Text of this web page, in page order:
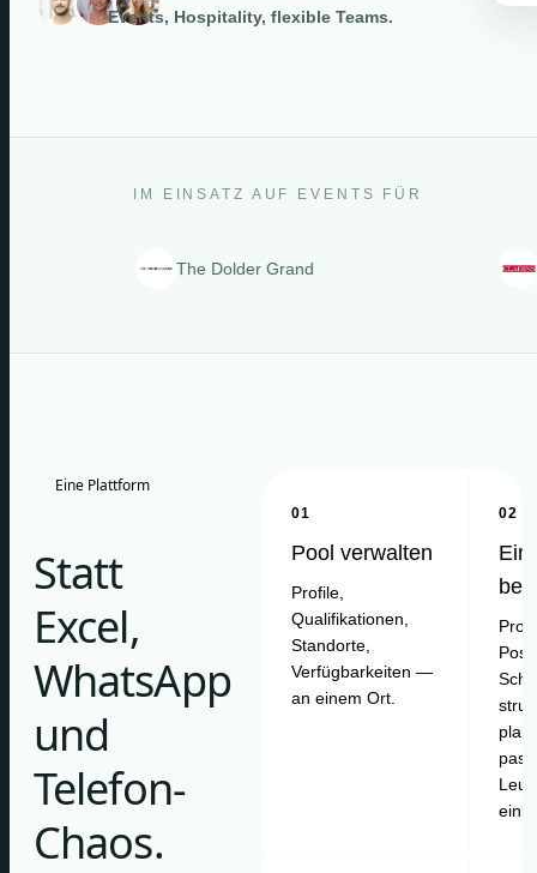
Events, Hospitality, flexible Teams.
IM EINSATZ AUF EVENTS FÜR
The Dolder Grand Clarins
Eine Plattform
Statt
Excel,
WhatsApp
und
Telefon-
Chaos.
01
Pool verwalten
Profile,
Qualifikationen,
Standorte,
Verfügbarkeiten —
an einem Ort.
02